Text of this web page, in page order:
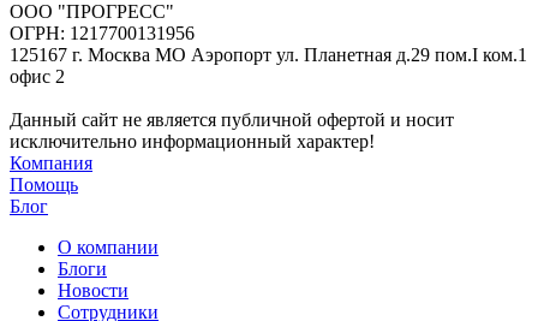
ООО "ПРОГРЕСС"
ОГРН: 1217700131956
125167 г. Москва МО Аэропорт ул. Планетная д.29 пом.I ком.1
офис 2
Данный сайт не является публичной офертой и носит
исключительно информационный характер!
Компания
Помощь
Блог
О компании
Блоги
Новости
Сотрудники